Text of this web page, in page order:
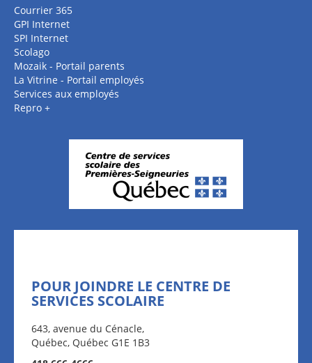
Courrier 365
GPI Internet
SPI Internet
Scolago
Mozaik - Portail parents
La Vitrine - Portail employés
Services aux employés
Repro +
POUR JOINDRE LE CENTRE DE
SERVICES SCOLAIRE
643, avenue du Cénacle,
Québec, Québec G1E 1B3